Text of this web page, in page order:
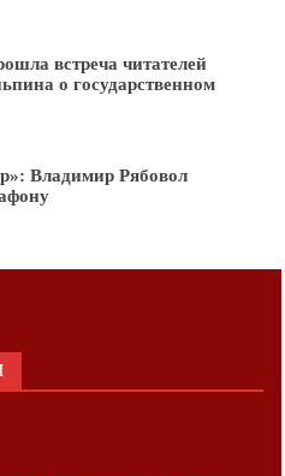
встреча читателей
о государственном
Владимир Рябовол